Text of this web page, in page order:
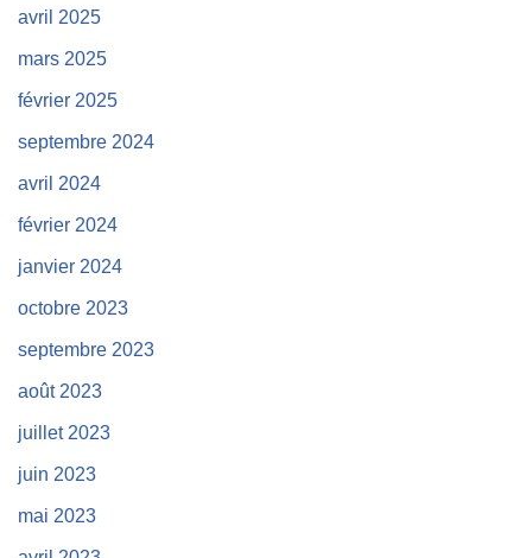
avril 2025
mars 2025
février 2025
septembre 2024
avril 2024
février 2024
janvier 2024
octobre 2023
septembre 2023
août 2023
juillet 2023
juin 2023
mai 2023